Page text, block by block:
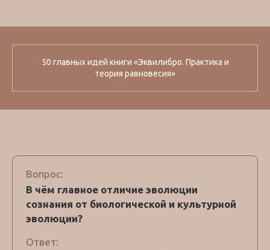
50 главных идей книги «Эквилибро. Практика и
теория равновесия»
Вопрос:
В чём главное отличие эволюции
сознания от биологической и культурной
эволюции?
Ответ: